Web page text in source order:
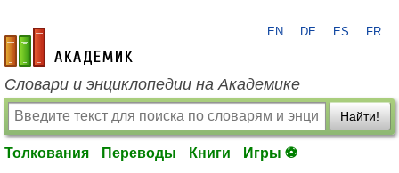
academic.ru
EN DE ES FR
Словари и энциклопедии на Академике
Найти!
Толкования Переводы Книги Игры ⚽